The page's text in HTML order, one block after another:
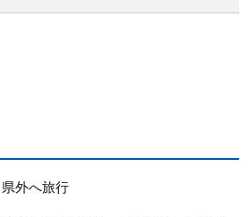
外へ旅行